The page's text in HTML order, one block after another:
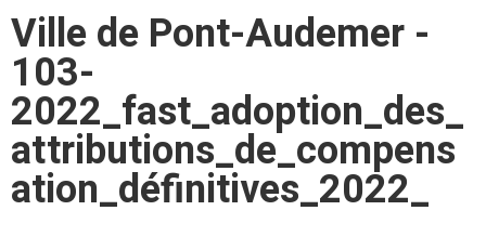
Ville de Pont-Audemer -
103-
2022_fast_adoption_des_
attributions_de_compens
ation_définitives_2022_